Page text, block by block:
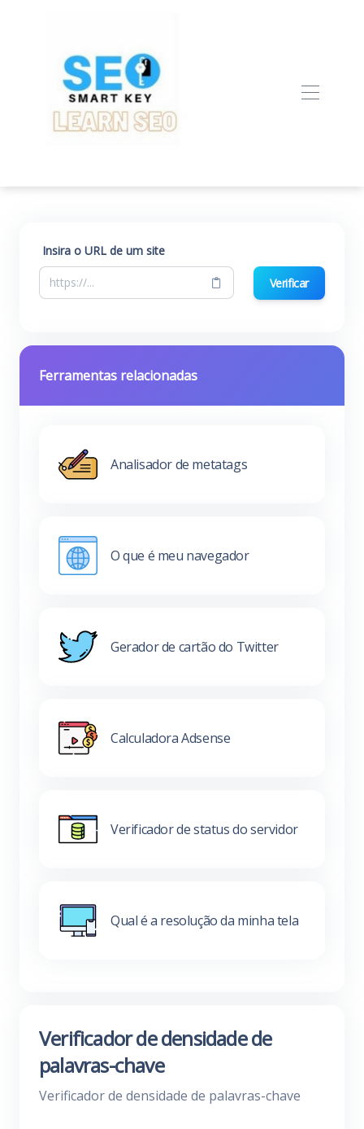
Insira o URL de um site
Verificar
Ferramentas relacionadas
Analisador de metatags
O que é meu navegador
Gerador de cartão do Twitter
Calculadora Adsense
Verificador de status do servidor
Qual é a resolução da minha tela
Verificador de densidade de
palavras-chave
Verificador de densidade de palavras-chave